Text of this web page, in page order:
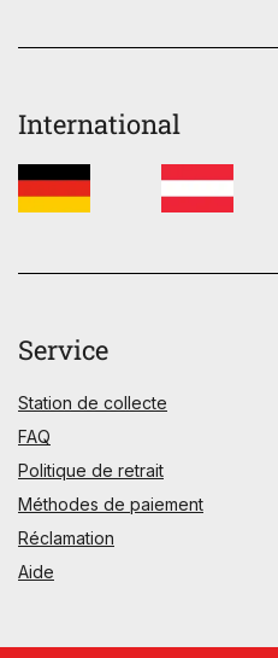
International
Service
Station de collecte
FAQ
Politique de retrait
Méthodes de paiement
Réclamation
Aide